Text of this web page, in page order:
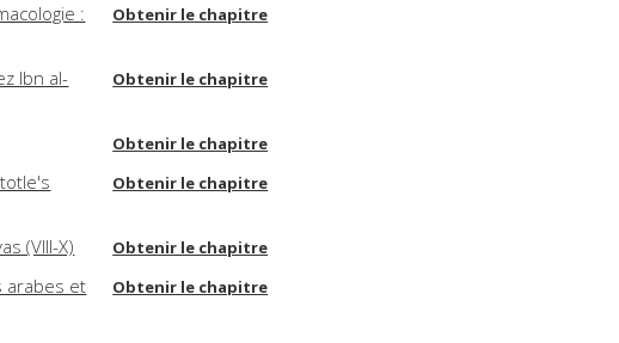
:
Obtenir le chapitre
Ibn al-
Obtenir le chapitre
Obtenir le chapitre
Obtenir le chapitre
(VIII-X) Obtenir le chapitre
arabes et
Obtenir le chapitre